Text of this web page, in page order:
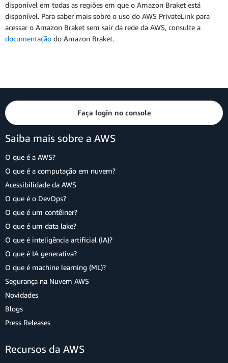
disponível em todas as regiões em que o Amazon Braket está
disponível. Para saber mais sobre o uso do AWS PrivateLink para
acessar o Amazon Braket sem sair da rede da AWS, consulte a
documentação do Amazon Braket.
Faça login no console
Saiba mais sobre a AWS
O que é a AWS?
O que é a computação em nuvem?
Acessibilidade da AWS
O que é o DevOps?
O que é um contêiner?
O que é um data lake?
O que é inteligência artificial (IA)?
O que é IA generativa?
O que é machine learning (ML)?
Segurança na Nuvem AWS
Novidades
Blogs
Press Releases
Recursos da AWS